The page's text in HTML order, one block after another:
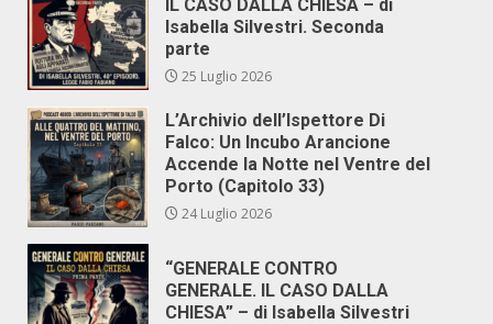
IL CASO DALLA CHIESA – di
Isabella Silvestri. Seconda
parte
25 Luglio 2026
L’Archivio dell’Ispettore Di
Falco: Un Incubo Arancione
Accende la Notte nel Ventre del
Porto (Capitolo 33)
24 Luglio 2026
“GENERALE CONTRO
GENERALE. IL CASO DALLA
CHIESA” – di Isabella Silvestri